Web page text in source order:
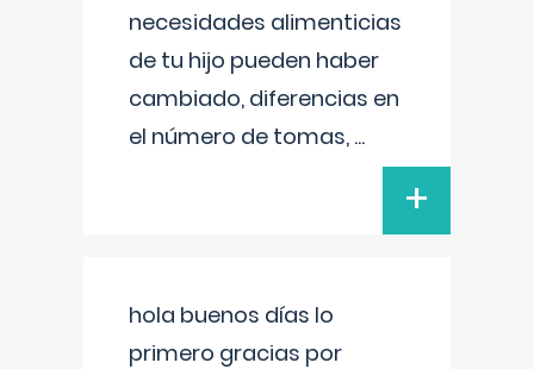
necesidades alimenticias
de tu hijo pueden haber
cambiado, diferencias en
el número de tomas, ...
+
hola buenos días lo
primero gracias por